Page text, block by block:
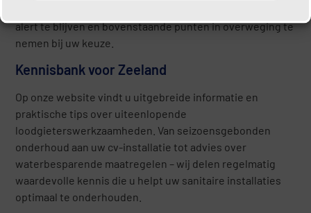
alert te blijven en bovenstaande punten in overweging te
nemen bij uw keuze.
Kennisbank voor Zeeland
Op onze website vindt u uitgebreide informatie en
praktische tips over uiteenlopende
loodgieterswerkzaamheden. Van seizoensgebonden
onderhoud aan uw cv-installatie tot advies over
waterbesparende maatregelen – wij delen regelmatig
waardevolle kennis die u helpt uw sanitaire installaties
optimaal te onderhouden.